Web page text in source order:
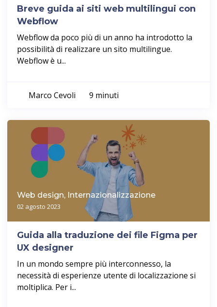
Breve guida ai siti web multilingui con
Webflow
Webflow da poco più di un anno ha introdotto la
possibilità di realizzare un sito multilingue.
Webflow è u...
Marco Cevoli 9 minuti
Web design, Internazionalizzazione
02 agosto 2023
Guida alla traduzione dei file Figma per
UX designer
In un mondo sempre più interconnesso, la
necessità di esperienze utente di localizzazione si
moltiplica. Per i...